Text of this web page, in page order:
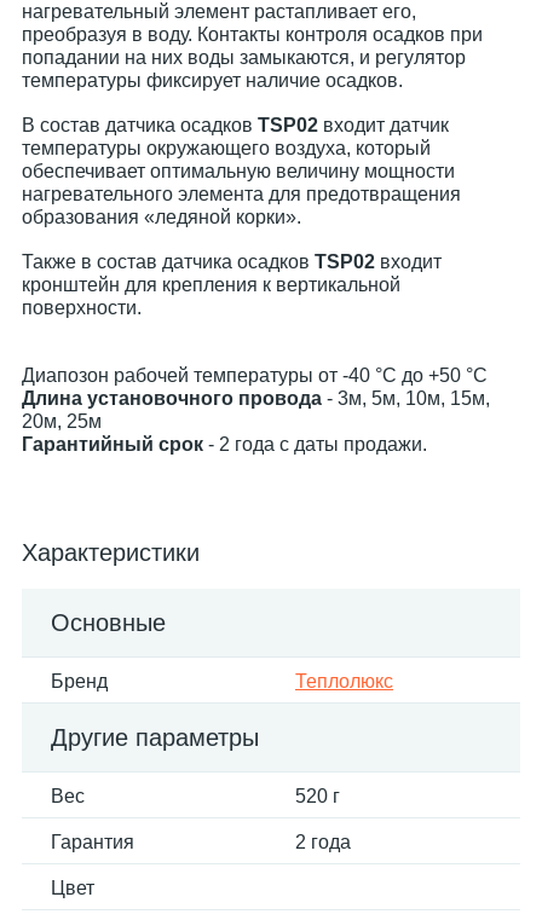
нагревательный элемент растапливает его,
преобразуя в воду. Контакты контроля осадков при
попадании на них воды замыкаются, и регулятор
температуры фиксирует наличие осадков.
В состав датчика осадков TSP02 входит датчик
температуры окружающего воздуха, который
обеспечивает оптимальную величину мощности
нагревательного элемента для предотвращения
образования «ледяной корки».
Также в состав датчика осадков TSP02 входит
кронштейн для крепления к вертикальной
поверхности.
Диапозон рабочей температуры от -40 °С до +50 °С
Длина установочного провода - 3м, 5м, 10м, 15м,
20м, 25м
Гарантийный срок - 2 года с даты продажи.
Характеристики
Основные
Бренд Теплолюкс
Другие параметры
Вес 520 г
Гарантия 2 года
Цвет